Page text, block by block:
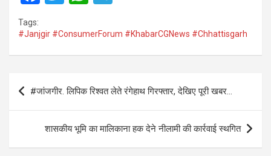
ce
b
o
k
tt
er
at
s
p
p
e
gr
m
Tags:
#Janjgir #ConsumerForum #KhabarCGNews #Chhattisgarh
Post
navigation
#जांजगीर. लिपिक रिश्वत लेते रंगेहाथ गिरफ्तार, देखिए पूरी खबर…
शासकीय भूमि का मालिकाना हक देने नीलामी की कार्रवाई स्थगित